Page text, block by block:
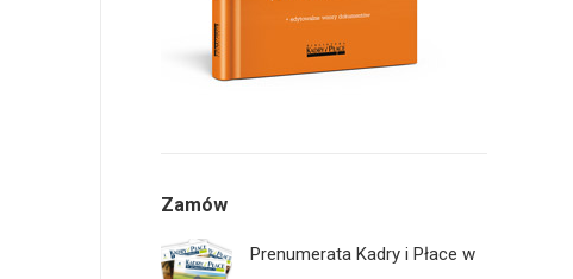
Zamów
Prenumerata Kadry i Płace w